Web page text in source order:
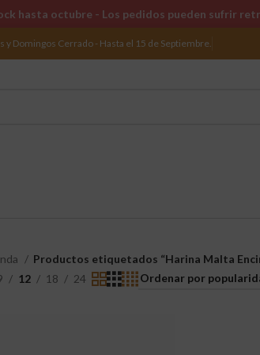
y Domingos Cerrado - Hasta el 15 de Septiembre.
Productos etiquetados “Harina Malta
12 18 24
hasta octubre - Los pedidos pueden sufrir